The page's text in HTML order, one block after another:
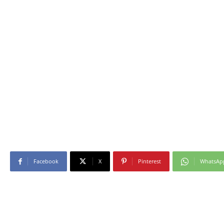
Facebook X Pinterest